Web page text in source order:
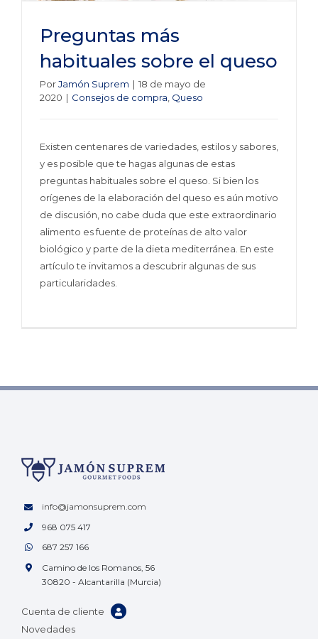
Preguntas más
habituales sobre el queso
PorJamón Suprem | 18 de mayo de
2020 | Consejos de compra, Queso
Existen centenares de variedades, estilos y sabores,
y es posible que te hagas algunas de estas
preguntas habituales sobre el queso. Si bien los
orígenes de la elaboración del queso es aún motivo
de discusión, no cabe duda que este extraordinario
alimento es fuente de proteínas de alto valor
biológico y parte de la dieta mediterránea. En este
artículo te invitamos a descubrir algunas de sus
particularidades.
info@jamonsuprem.com
968 075 417
687 257 166
Camino de los Romanos, 56
30820 - Alcantarilla (Murcia)
Cuenta de cliente
Novedades